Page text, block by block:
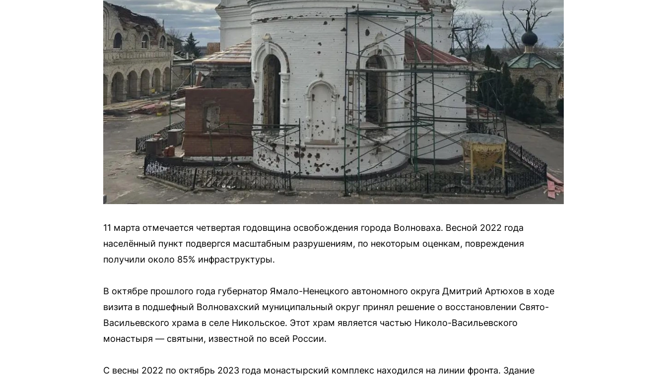
11 марта отмечается четвертая годовщина освобождения города Волноваха. Весной 2022 года
населённый пункт подвергся масштабным разрушениям, по некоторым оценкам, повреждения
получили около 85% инфраструктуры.
В октябре прошлого года губернатор Ямало-Ненецкого автономного округа Дмитрий Артюхов в ходе
визита в подшефный Волновахский муниципальный округ принял решение о восстановлении Свято-
Васильевского храма в селе Никольское. Этот храм является частью Николо-Васильевского
монастыря — святыни, известной по всей России.
С весны 2022 по октябрь 2023 года монастырский комплекс находился на линии фронта. Здание